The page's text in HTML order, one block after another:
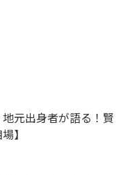
元出身者が語る！賢
】